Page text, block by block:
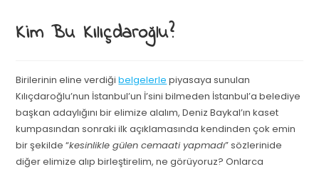
Kim Bu Kılıçdaroğlu?
Birilerinin eline verdiğibelgelerle piyasaya sunulan
Kılıçdaroğlu’nun İstanbul’un İ’sini bilmeden İstanbul’a belediye
başkan adaylığını bir elimize alalım, Deniz Baykal’ın kaset
kumpasından sonraki ilk açıklamasında kendinden çok emin
bir şekilde “kesinlikle gülen cemaati yapmadı” sözlerinide
diğer elimize alıp birleştirelim, ne görüyoruz? Onlarca